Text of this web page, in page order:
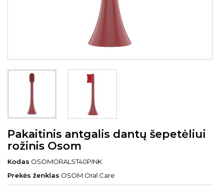
Pakaitinis antgalis dantų šepetėliui
rožinis Osom
Kodas OSOMORALST40PINK
Prekės ženklas OSOM Oral Care